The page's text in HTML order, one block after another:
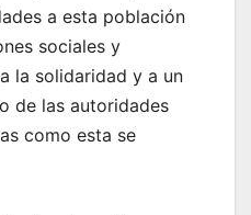
a esta población
sociales y
la solidaridad y a un
de las autoridades
como esta se